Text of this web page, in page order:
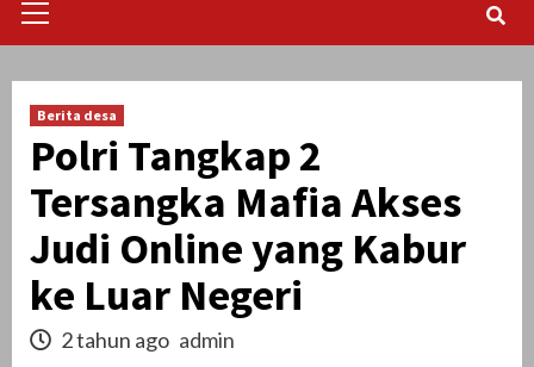
Menu
Berita desa
Polri Tangkap 2
Tersangka Mafia Akses
Judi Online yang Kabur
ke Luar Negeri
2 tahun ago admin